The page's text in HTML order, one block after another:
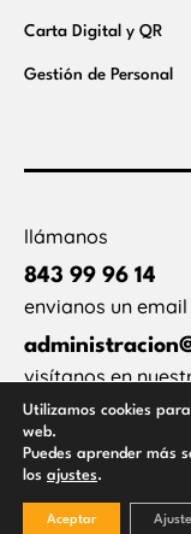
Carta Digital y QR
Gestión de Personal
llámanos
843 99 96 14
envianos un email
visítanos en
Larzabal, 31,
Utilizamos cookies
web.
Puedes aprender más
los ajustes.
Aceptar